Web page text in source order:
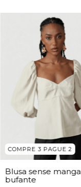
COMPRE 3 PAGUE 2
Blusa sense manga
bufante